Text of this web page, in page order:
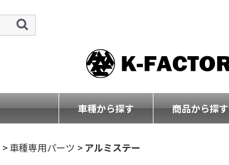
車種から探す 商品から探す
>車種専用パーツ > アルミステー